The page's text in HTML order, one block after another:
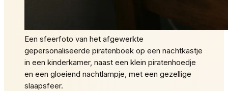
Een sfeerfoto van het afgewerkte
gepersonaliseerde piratenboek op een nachtkastje
in een kinderkamer, naast een klein piratenhoedje
en een gloeiend nachtlampje, met een gezellige
slaapsfeer.